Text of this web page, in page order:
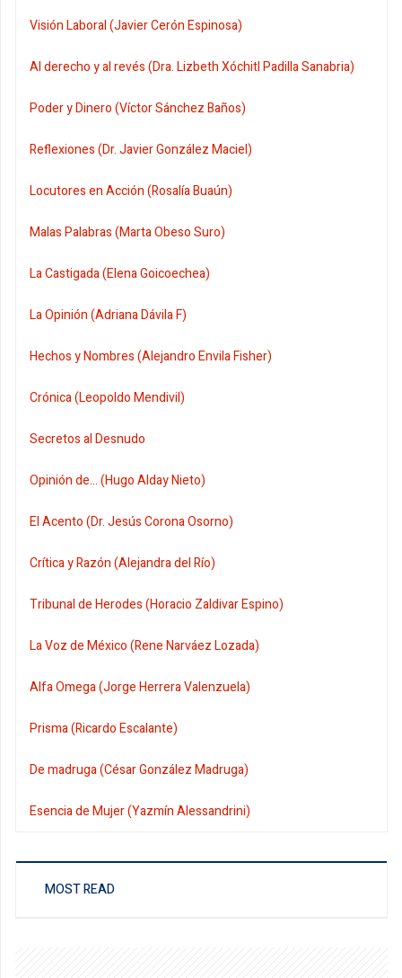
Visión Laboral (Javier Cerón Espinosa)
Al derecho y al revés (Dra. Lizbeth Xóchitl Padilla Sanabria)
Poder y Dinero (Víctor Sánchez Baños)
Reflexiones (Dr. Javier González Maciel)
Locutores en Acción (Rosalía Buaún)
Malas Palabras (Marta Obeso Suro)
La Castigada (Elena Goicoechea)
La Opinión (Adriana Dávila F)
Hechos y Nombres (Alejandro Envila Fisher)
Crónica (Leopoldo Mendivil)
Secretos al Desnudo
Opinión de... (Hugo Alday Nieto)
El Acento (Dr. Jesús Corona Osorno)
Crítica y Razón (Alejandra del Río)
Tribunal de Herodes (Horacio Zaldivar Espino)
La Voz de México (Rene Narváez Lozada)
Alfa Omega (Jorge Herrera Valenzuela)
Prisma (Ricardo Escalante)
De madruga (César González Madruga)
Esencia de Mujer (Yazmín Alessandrini)
MOST READ